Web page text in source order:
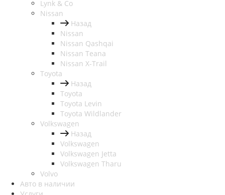
Lynk & Co
Nissan
Назад
Nissan
Nissan Qashqai
Nissan Teana
Nissan X-Trail
Toyota
Назад
Toyota
Toyota Levin
Toyota Wildlander
Volkswagen
Назад
Volkswagen
Volkswagen Jetta
Volkswagen Tharu
Volvo
Авто в наличии